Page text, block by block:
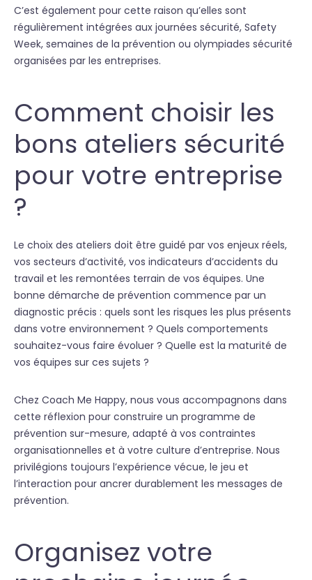
C’est également pour cette raison qu’elles sont
régulièrement intégrées aux journées sécurité, Safety
Week, semaines de la prévention ou olympiades sécurité
organisées par les entreprises.
Comment choisir les
bons ateliers sécurité
pour votre entreprise
?
Le choix des ateliers doit être guidé par vos enjeux réels,
vos secteurs d’activité, vos indicateurs d’accidents du
travail et les remontées terrain de vos équipes. Une
bonne démarche de prévention commence par un
diagnostic précis : quels sont les risques les plus présents
dans votre environnement ? Quels comportements
souhaitez-vous faire évoluer ? Quelle est la maturité de
vos équipes sur ces sujets ?
Chez Coach Me Happy, nous vous accompagnons dans
cette réflexion pour construire un programme de
prévention sur-mesure, adapté à vos contraintes
organisationnelles et à votre culture d’entreprise. Nous
privilégions toujours l’expérience vécue, le jeu et
l’interaction pour ancrer durablement les messages de
prévention.
Organisez votre